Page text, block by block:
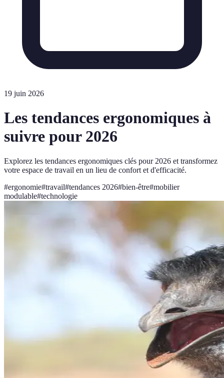
19 juin 2026
Les tendances ergonomiques à
suivre pour 2026
Explorez les tendances ergonomiques clés pour 2026 et transformez
votre espace de travail en un lieu de confort et d'efficacité.
#ergonomie#travail#tendances 2026#bien-être#mobilier
modulable#technologie